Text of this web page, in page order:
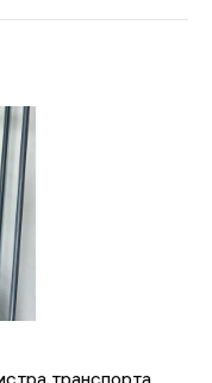
транспорта